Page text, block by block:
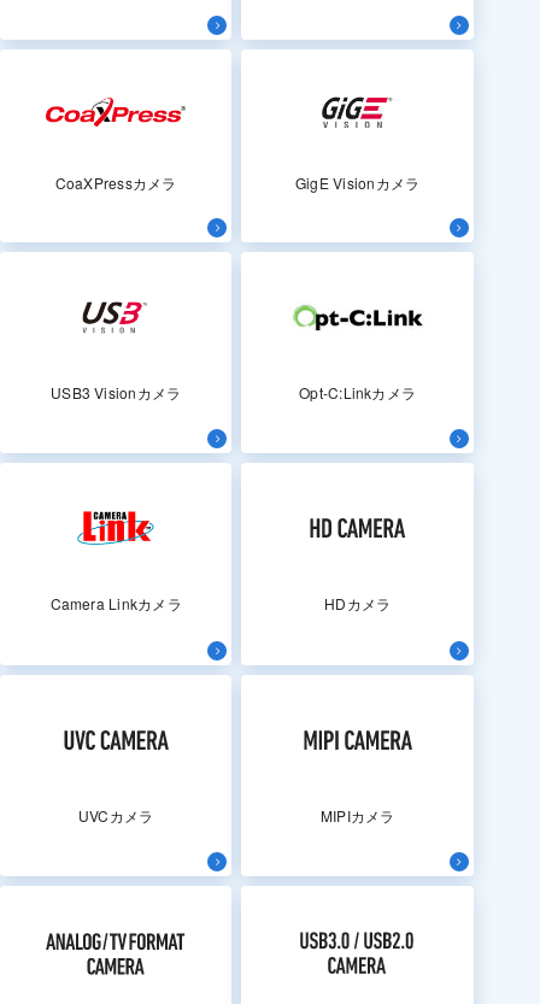
CoaXPressカメラ GigE Visionカメラ
USB3 Visionカメラ Opt-C:Linkカメラ
Camera Linkカメラ HDカメラ
UVCカメラ MIPIカメラ